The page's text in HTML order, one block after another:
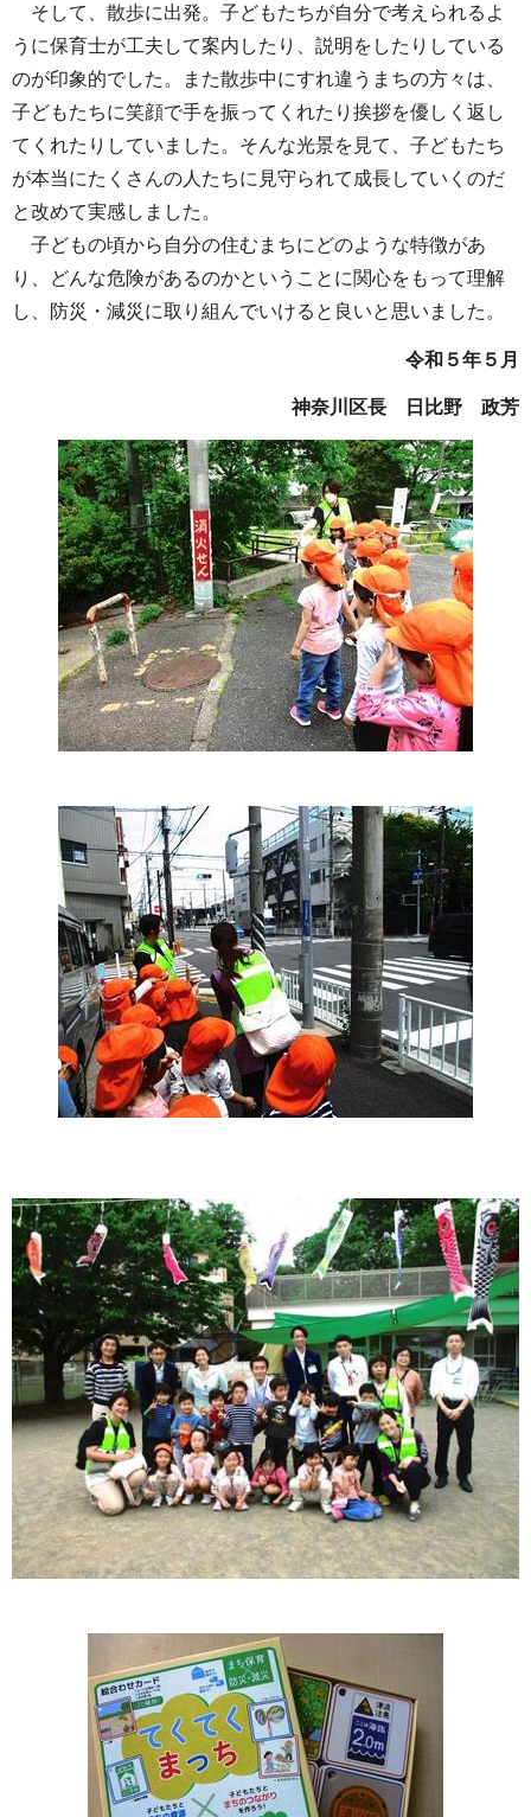
そして、散歩に出発。子どもたちが自分で考えられるよ
うに保育士が工夫して案内したり、説明をしたりしている
のが印象的でした。また散歩中にすれ違うまちの方々は、
子どもたちに笑顔で手を振ってくれたり挨拶を優しく返し
てくれたりしていました。そんな光景を見て、子どもたち
が本当にたくさんの人たちに見守られて成長していくのだ
と改めて実感しました。
子どもの頃から自分の住むまちにどのような特徴があ
り、どんな危険があるのかということに関心をもって理解
し、防災・減災に取り組んでいけると良いと思いました。
令和５年５月
神奈川区長 日比野 政芳